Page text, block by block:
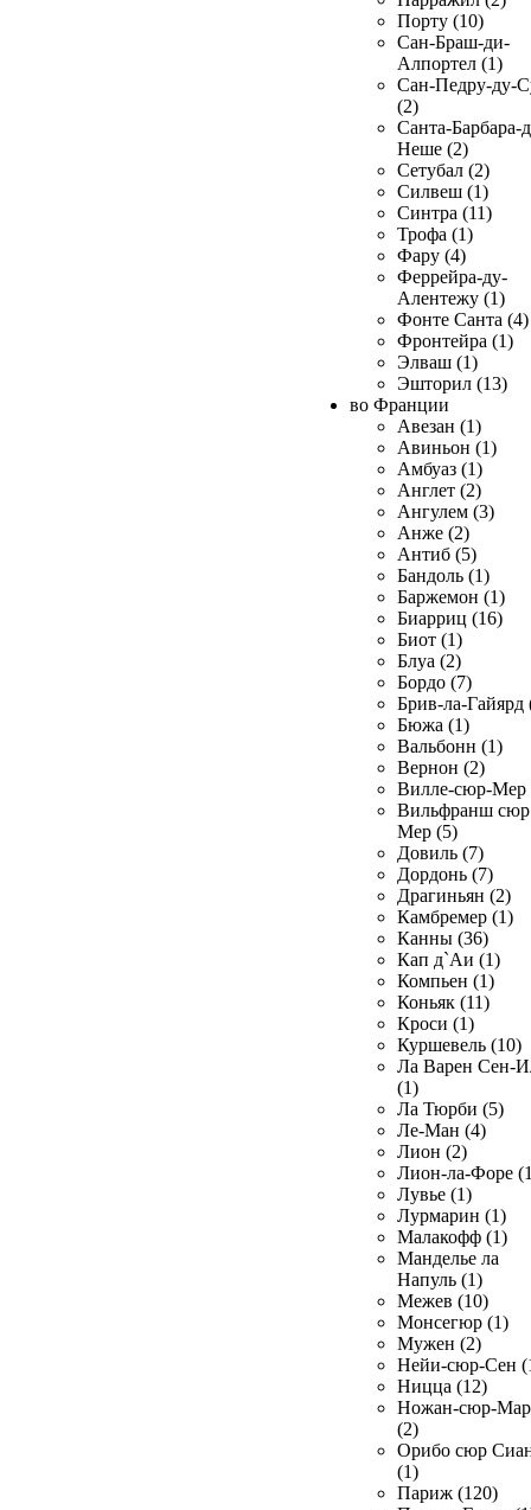
Порту (10)
Сан-Браш-ди-
Алпортел (1)
Сан-Педру-ду-
(2)
Санта-Барбара-
Неше (2)
Сетубал (2)
Силвеш (1)
Синтра (11)
Трофа (1)
Фару (4)
Феррейра-ду-
Алентежу (1)
Фонте Санта (4)
Фронтейра (1)
Элваш (1)
Эшторил (13)
во Франции
Авезан (1)
Авиньон (1)
Амбуаз (1)
Англет (2)
Ангулем (3)
Анже (2)
Антиб (5)
Бандоль (1)
Баржемон (1)
Биарриц (16)
Биот (1)
Блуа (2)
Бордо (7)
Брив-ла-Гайярд
Бюжа (1)
Вальбонн (1)
Вернон (2)
Вилле-сюр-Мер
Вильфранш сюр
Мер (5)
Довиль (7)
Дордонь (7)
Драгиньян (2)
Камбремер (1)
Канны (36)
Кап д`Аи (1)
Компьен (1)
Коньяк (11)
Кроси (1)
Куршевель (10)
Ла Варен Сен-
(1)
Ла Тюрби (5)
Ле-Ман (4)
Лион (2)
Лион-ла-Форе
Лувье (1)
Лурмарин (1)
Малакофф (1)
Манделье ла
Напуль (1)
Межев (10)
Монсегюр (1)
Мужен (2)
Нейи-сюр-Сен
Ницца (12)
Ножан-сюр-
(2)
Орибо сюр
(1)
Париж (120)